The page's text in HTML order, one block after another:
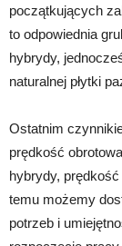
początkujących
to odpowiednia
hybrydy,
naturalnej płytki
Ostatnim
prędkość
hybrydy,
temu możemy
potrzeb i